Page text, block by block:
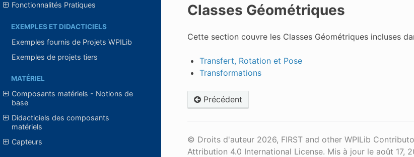
Fonctionnalités Pratiques
EXEMPLES ET DIDACTICIELS
Exemples fournis de Projets WPILib
Exemples de projets tiers
MATÉRIEL
Composants matériels - Notions de
base
Didacticiels des composants
matériels
Capteurs
Classes Géométriques
Cette section couvre les Classes Géométriques incluses
Transfert, Rotation et Pose
Transformations
Précédent
© Droits d'auteur 2026, FIRST and other WPILib
Attribution 4.0 International License. Mis à jour le août 17,